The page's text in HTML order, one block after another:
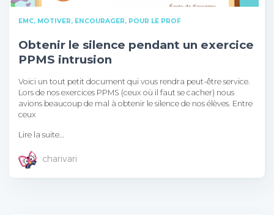
EMC MOTIVER, ENCOURAGER POUR LE PROF
Obtenir le silence pendant un exercice
PPMS intrusion
Voici un tout petit document qui vous rendra peut-être service.
Lors de nos exercices PPMS (ceux où il faut se cacher) nous
avions beaucoup de mal à obtenir le silence de nos élèves. Entre
ceux
Lire la suite…
charivari